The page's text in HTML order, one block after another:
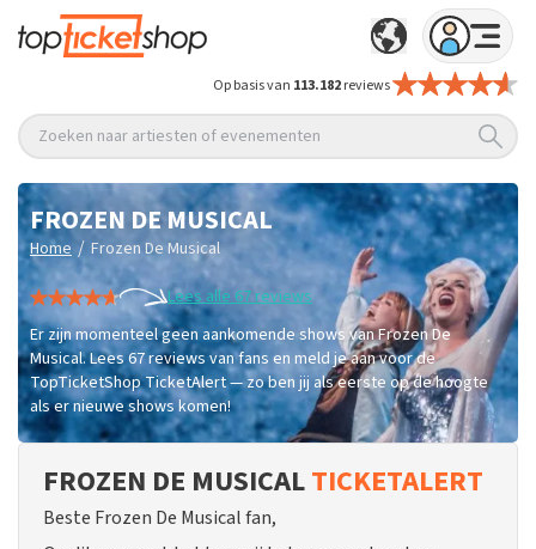
Op basis van 113.182reviews
Zoeken naar artiesten of evenementen
FROZEN DE MUSICAL
Home / Frozen De Musical
Lees alle 67 reviews
Er zijn momenteel geen aankomende shows van Frozen De
Musical. Lees 67 reviews van fans en meld je aan voor de
TopTicketShop TicketAlert — zo ben jij als eerste op de hoogte
als er nieuwe shows komen!
FROZEN DE MUSICALTICKETALERT
Beste Frozen De Musical fan,